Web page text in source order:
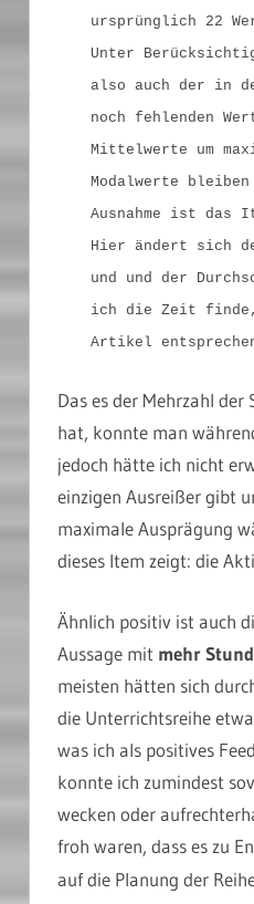
ursprünglich 22
Unter
also auch der in
noch fehlenden
Mittelwerte um
Modalwerte
Ausnahme ist das
Hier ändert sich
und und der
ich die Zeit finde,
Artikel
Das es der Mehrzahl der
hat, konnte man
jedoch hätte ich nicht
einzigen Ausreißer gibt
maximale Ausprägung
dieses Item zeigt: die
Ähnlich positiv ist auch
Aussage mit mehr
meisten hätten sich
die Unterrichtsreihe
was ich als positives
konnte ich zumindest
wecken oder
froh waren, dass es zu
auf die Planung der